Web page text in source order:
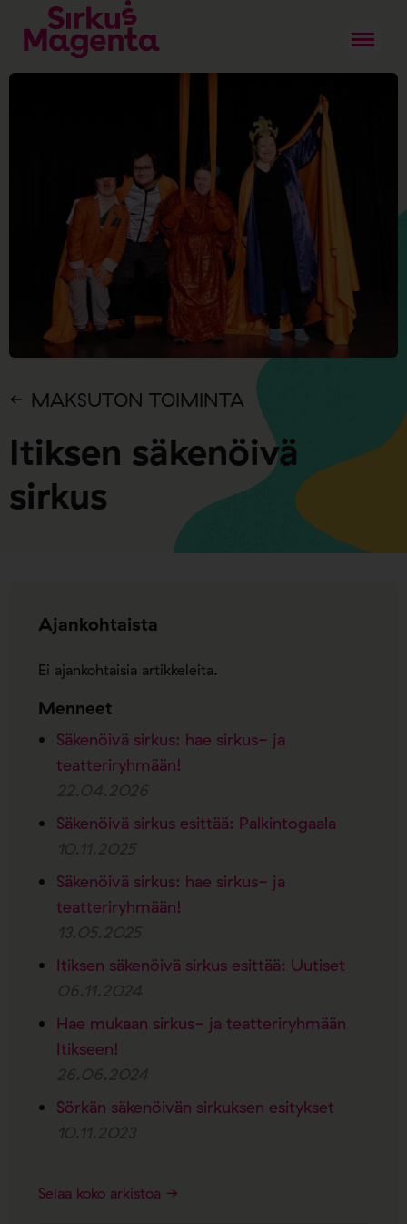
MAKSUTON TOIMINTA
Itiksen säkenöivä
sirkus
Ajankohtaista
Ei ajankohtaisia artikkeleita.
Menneet
Säkenöivä sirkus: hae sirkus- ja
teatteriryhmään!
Säkenöivä sirkus esittää: Palkintogaala
Säkenöivä sirkus: hae sirkus- ja
teatteriryhmään!
Itiksen säkenöivä sirkus esittää: Uutiset
Hae mukaan sirkus- ja teatteriryhmään
Itikseen!
Sörkän säkenöivän sirkuksen esitykset
Selaa koko arkistoa →